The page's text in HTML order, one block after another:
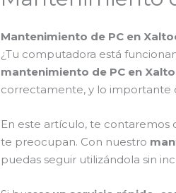
Mantenimiento de PC en
¿Tu computadora está
mantenimiento de PC en
correctamente, y lo
En este artículo, te contaremos
te preocupan. Con nuestro
puedas seguir utilizándola sin